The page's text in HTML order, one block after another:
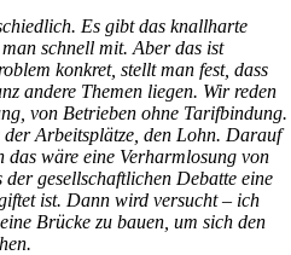
Es gibt das knallharte
schnell mit. Aber das ist
konkret, stellt man fest, dass
andere Themen liegen. Wir reden
von Betrieben ohne Tarifbindung.
Arbeitsplätze, den Lohn. Darauf
wäre eine Verharmlosung von
gesellschaftlichen Debatte eine
ist. Dann wird versucht – ich
Brücke zu bauen, um sich den